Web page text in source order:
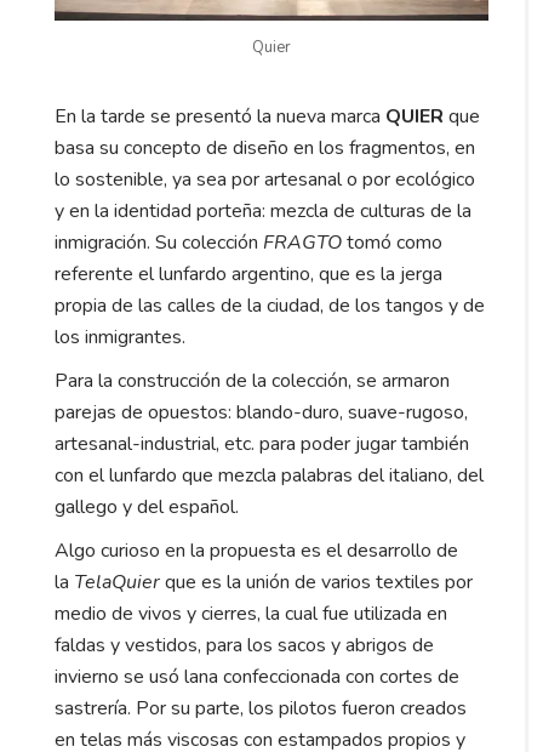
Quier
En la tarde se presentó la nueva marca QUIER que
basa su concepto de diseño en los fragmentos, en
lo sostenible, ya sea por artesanal o por ecológico
y en la identidad porteña: mezcla de culturas de la
inmigración. Su colección FRAGTOtomó como
referente el lunfardo argentino, que es la jerga
propia de las calles de la ciudad, de los tangos y de
los inmigrantes.
Para la construcción de la colección, se armaron
parejas de opuestos: blando-duro, suave-rugoso,
artesanal-industrial, etc. para poder jugar también
con el lunfardo que mezcla palabras del italiano, del
gallego y del español.
Algo curioso en la propuesta es el desarrollo de
la TelaQuierque es la unión de varios textiles por
medio de vivos y cierres, la cual fue utilizada en
faldas y vestidos, para los sacos y abrigos de
invierno se usó lana confeccionada con cortes de
sastrería. Por su parte, los pilotos fueron creados
en telas más viscosas con estampados propios y